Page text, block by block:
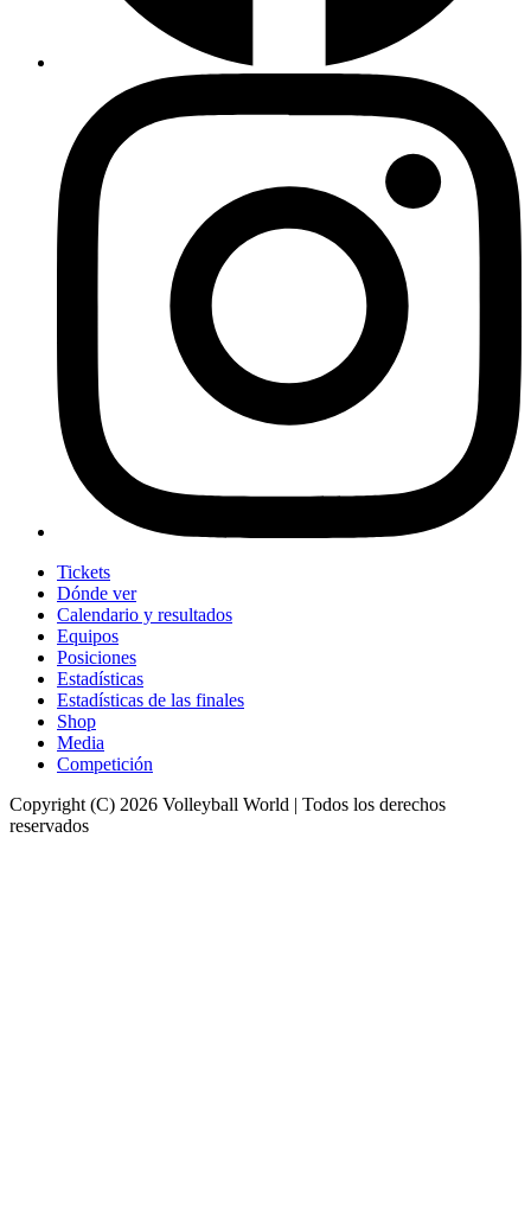
Tickets
Dónde ver
Calendario y resultados
Equipos
Posiciones
Estadísticas
Estadísticas de las finales
Shop
Media
Competición
Copyright (C) 2026 Volleyball World | Todos los derechos
reservados